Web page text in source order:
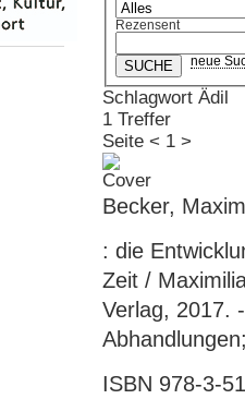
Rezensent
neue
Schlagwort Ädil
1 Treffer
Seite < 1 >
Becker,
: die
Zeit /
Verlag, 2017.
ISBN 978-3-